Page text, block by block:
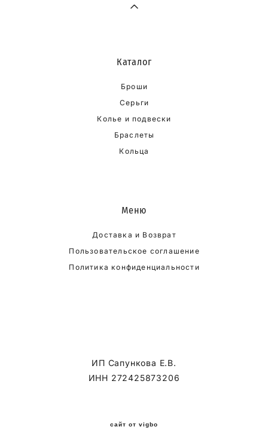
Каталог
Броши
Серьги
Колье и подвески
Браслеты
Кольца
Меню
Доставка и Возврат
Пользовательское соглашение
Политика конфиденциальности
ИП Сапункова Е.В.
ИНН 272425873206
сайт от vigbo